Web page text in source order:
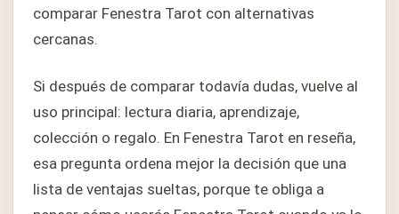
comparar Fenestra Tarot con alternativas
cercanas.
Si después de comparar todavía dudas, vuelve al
uso principal: lectura diaria, aprendizaje,
colección o regalo. En Fenestra Tarot en reseña,
esa pregunta ordena mejor la decisión que una
lista de ventajas sueltas, porque te obliga a